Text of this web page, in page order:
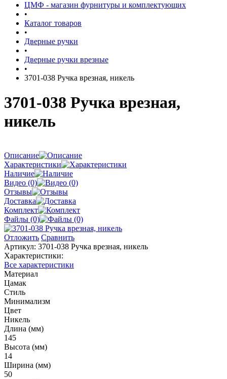
ЦМФ - магазин фурнитуры и комплектующих
•
Каталог товаров
•
Дверные ручки
•
Дверные ручки врезные
•
3701-038 Ручка врезная, никель
3701-038 Ручка врезная,
никель
Описание
Характеристики
Наличие
Видео (0)
Отзывы
Доставка
Комплект
Файлы (0)
Отложить Сравнить
Артикул: 3701-038 Ручка врезная, никель
Характеристики:
Все характеристики
Материал
Цамак
Стиль
Минимализм
Цвет
Никель
Длина (мм)
145
Высота (мм)
14
Ширина (мм)
50